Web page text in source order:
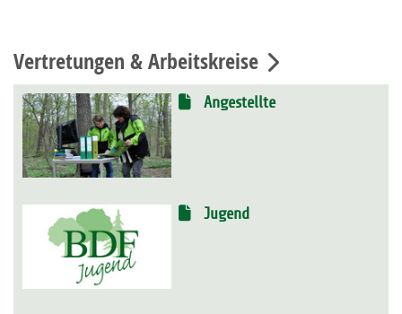
Vertretungen & Arbeitskreise
Angestellte
Jugend